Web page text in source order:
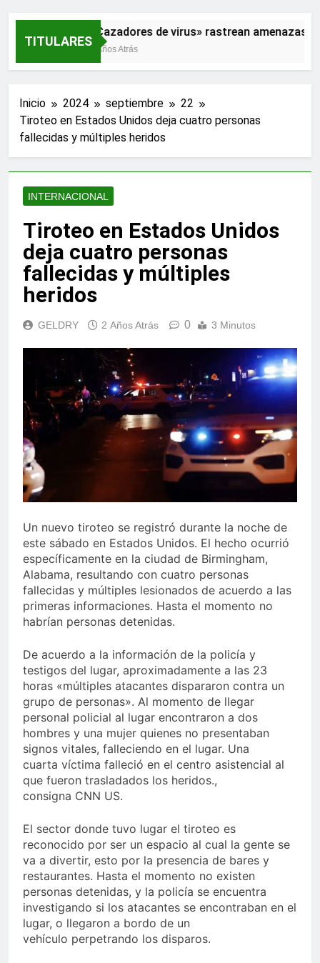
TITULARES
«Cazadores de virus» rastrean amenazas
2 Años Atrás
Inicio 2024 septiembre
22
Tiroteo en Estados Unidos deja cuatro personas
fallecidas y múltiples heridos
INTERNACIONAL
Tiroteo en Estados Unidos
deja cuatro personas
fallecidas y múltiples
heridos
GELDRY 2 Años Atrás 0 3 Minutos
Un nuevo tiroteo se registró durante la noche de
este sábado en Estados Unidos. El hecho ocurrió
específicamente en la ciudad de Birmingham,
Alabama, resultando con cuatro personas
fallecidas y múltiples lesionados de acuerdo a las
primeras informaciones. Hasta el momento no
habrían personas detenidas.
De acuerdo a la información de la policía y
testigos del lugar, aproximadamente a las 23
horas «múltiples atacantes dispararon contra un
grupo de personas». Al momento de llegar
personal policial al lugar encontraron a dos
hombres y una mujer quienes no presentaban
signos vitales, falleciendo en el lugar. Una
cuarta víctima falleció en el centro asistencial al
que fueron trasladados los heridos.,
consigna CNN US.
El sector donde tuvo lugar el tiroteo es
reconocido por ser un espacio al cual la gente se
va a divertir, esto por la presencia de bares y
restaurantes. Hasta el momento no existen
personas detenidas, y la policía se encuentra
investigando si los atacantes se encontraban en el
lugar, o llegaron a bordo de un
vehículo perpetrando los disparos.